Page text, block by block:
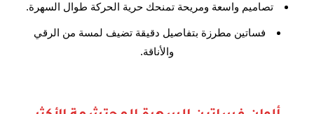
تصاميم واسعة ومريحة تمنحك حرية الحركة طوال السهرة.
فساتين مطرزة بتفاصيل دقيقة تضيف لمسة من الرقي
والأناقة.